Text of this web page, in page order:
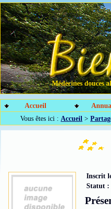
Médecines douces
Accueil
Vous êtes ici : Accueil >
Inscrit
Statut :